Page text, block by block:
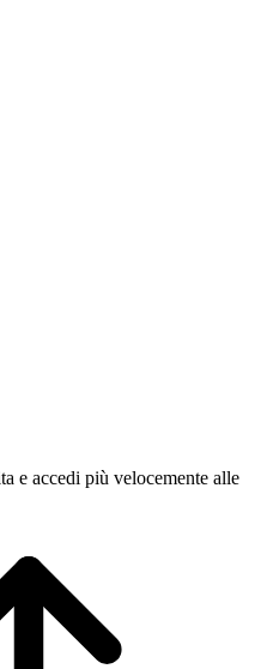
e accedi più velocemente alle